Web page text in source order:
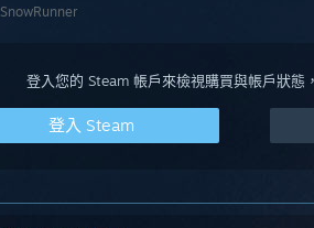
SnowRunner
登入您的 Steam 帳戶來檢視購買與帳戶狀態
登入 Steam